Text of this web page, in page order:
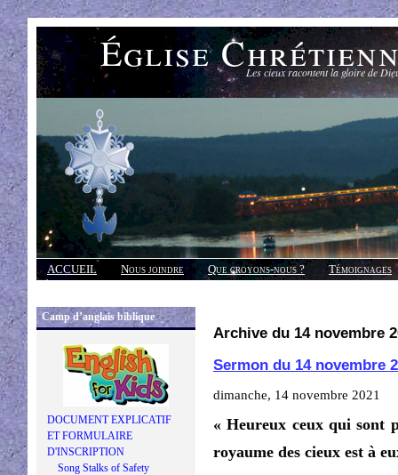
Église Les cieux racontent la gloire de
ACCUEIL Nous joindre Que croyons-nous ?
Témoignages
Réponses
Camp d’anglais biblique
DOCUMENT EXPLICATIF
ET FORMULAIRE
D'INSCRIPTION
Song Stalks of Safety
Archive du 14 novembre
Sermon du 14 novembre
dimanche, 14 novembre 2021
« Heureux ceux qui sont
royaume des cieux est à